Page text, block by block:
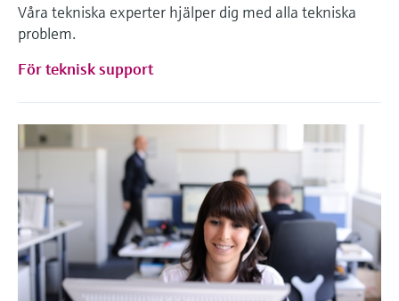
Våra tekniska experter hjälper dig med alla tekniska
problem.
För teknisk support